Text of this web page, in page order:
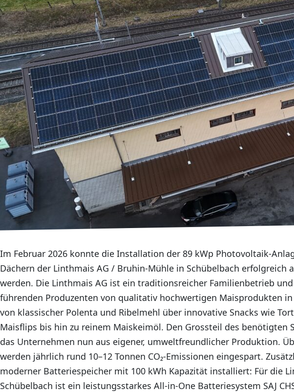
Im Februar 2026 konnte die Installation der 89 kWp Photovoltaik-
Dächern der Linthmais AG / Bruhin-Mühle in Schübelbach erfolgreich
werden. Die Linthmais AG ist ein traditionsreicher Familienbetrieb
führenden Produzenten von qualitativ hochwertigen Maisprodukten in
von klassischer Polenta und Ribelmehl über innovative Snacks wie
Maisflips bis hin zu reinem Maiskeimöl. Den Grossteil des benötigten
das Unternehmen nun aus eigener, umweltfreundlicher Produktion.
werden jährlich rund 10–12 Tonnen CO₂-Emissionen eingespart.
moderner Batteriespeicher mit 100 kWh Kapazität installiert: Für die
Schübelbach ist ein leistungsstarkes All-in-One Batteriesystem SAJ